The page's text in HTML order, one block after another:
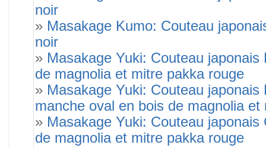
noir
» Masakage Kumo: Couteau
noir
» Masakage Yuki: Couteau
de magnolia et mitre pakka rouge
» Masakage Yuki: Couteau
manche oval en bois de magnolia et
» Masakage Yuki: Couteau
de magnolia et mitre pakka rouge